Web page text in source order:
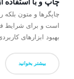
چاپ و با
چاپگرها و متون بلکه
است و برای شرایط
بهبود ابزارهای
بیشتر بخوانید